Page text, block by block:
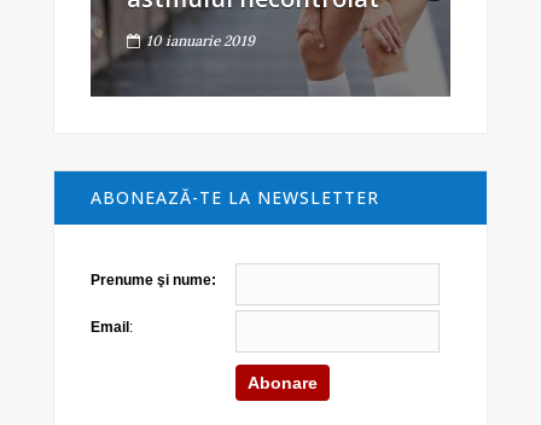
10 ianuarie 2019
ABONEAZĂ-TE LA NEWSLETTER
Prenume şi nume:
Email :